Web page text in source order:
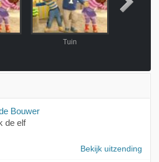
Tuin
Bouwer
de elf
Bekijk uitzending